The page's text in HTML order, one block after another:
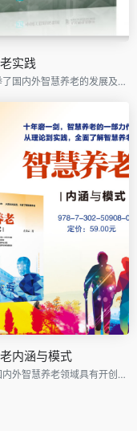
实践
本书列举了国内外智慧养老的发展及应用，能系统全局地了解如何进行智慧养老的架构设计以及实现途径；也可以系统地了解智慧养老建设的**实践成果。
内涵与模式
本书是国内外智慧养老领域具有开创意义的一本学术专著，是作者及其团队十年集体心血的结晶。